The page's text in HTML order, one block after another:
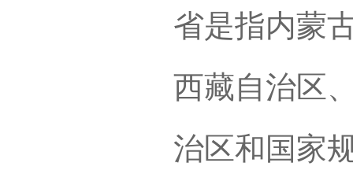
省是指内蒙
西藏自治区
治区和国家